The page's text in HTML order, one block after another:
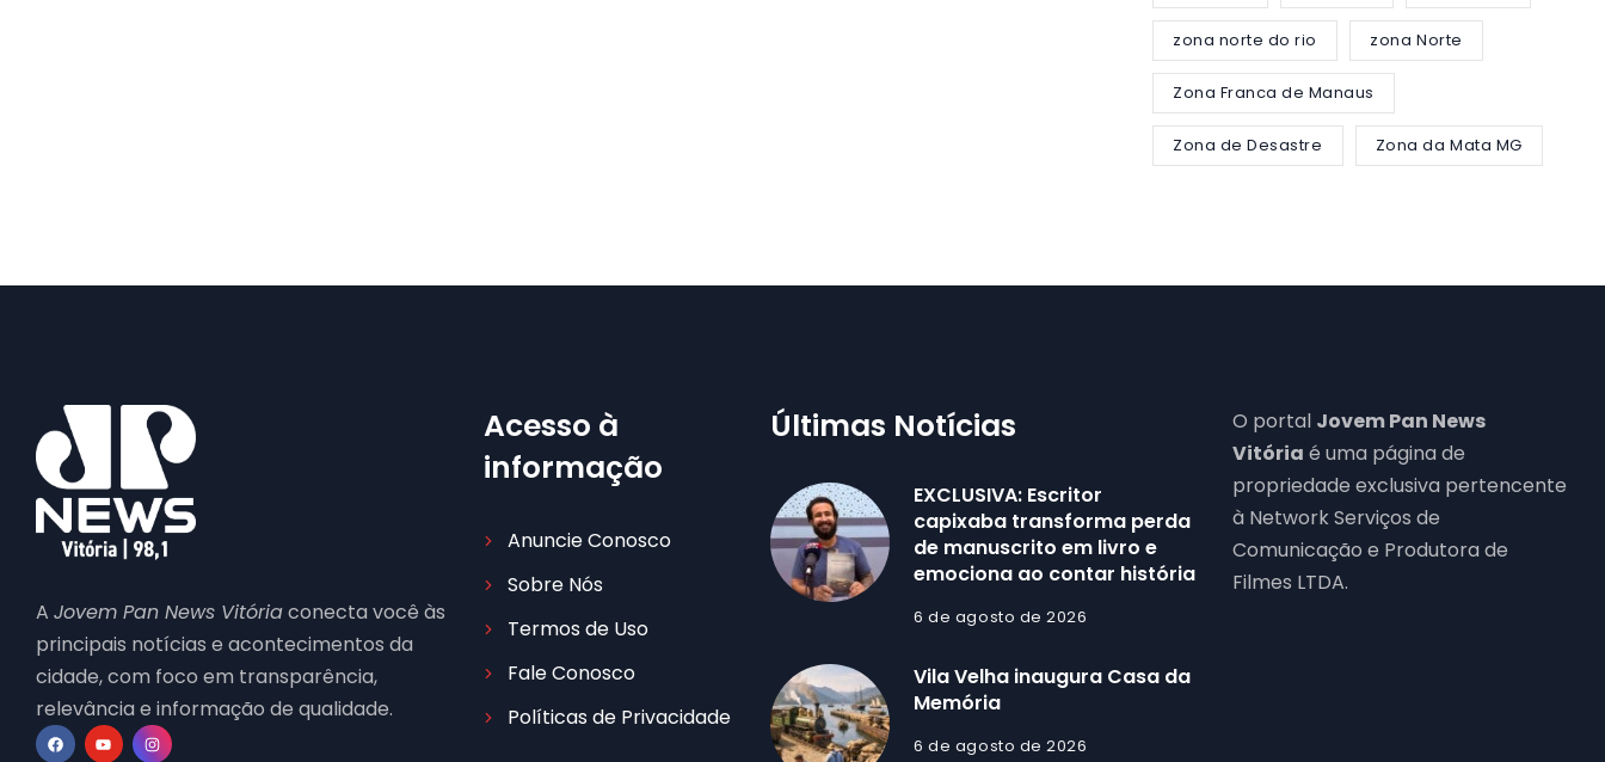
zona norte do rio zona Norte
Zona Franca de Manaus
Zona de Desastre Zona da Mata MG
A Jovem Pan News Vitóriaconecta você às
principais notícias e acontecimentos da
cidade, com foco em transparência,
relevância e informação de qualidade.
Acesso à
informação
Anuncie Conosco
Sobre Nós
Termos de Uso
Fale Conosco
Políticas de Privacidade
Últimas Notícias
EXCLUSIVA: Escritor
capixaba transforma perda
de manuscrito em livro e
emociona ao contar história
6 de agosto de 2026
Vila Velha inaugura Casa da
Memória
6 de agosto de 2026
O portal Jovem Pan News
Vitória é uma página de
propriedade exclusiva pertencente
à Network Serviços de
Comunicação e Produtora de
Filmes LTDA.